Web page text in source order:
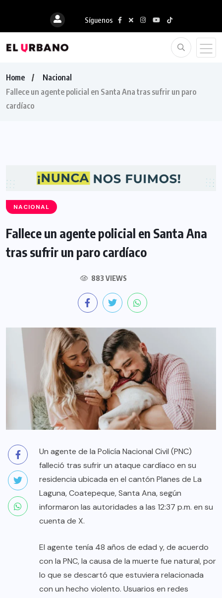
Síguenos
Home
Nacional
Fallece un agente policial en Santa Ana tras sufrir un paro
cardíaco
NACIONAL
Fallece un agente policial en Santa Ana
tras sufrir un paro cardíaco
883 VIEWS
Un agente de la Policía Nacional Civil (PNC)
falleció tras sufrir un ataque cardíaco en su
residencia ubicada en el cantón Planes de La
Laguna, Coatepeque, Santa Ana, según
informaron las autoridades a las 12:37 p.m. en su
cuenta de X.
El agente tenía 48 años de edad y, de acuerdo
con la PNC, la causa de la muerte fue natural, por
lo que se descartó que estuviera relacionada
con un hecho violento. Usuarios en redes